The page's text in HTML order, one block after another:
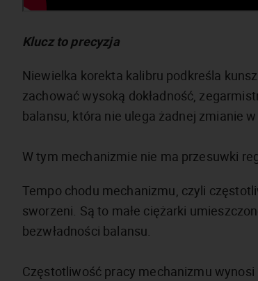
Klucz to precyzja
Niewielka korekta kalibru podkreśla
zachować wysoką dokładność,
balansu, która nie ulega żadnej zmianie w
W tym mechanizmie nie ma przesuwki
Tempo chodu mechanizmu, czyli
sworzeni. Są to małe ciężarki
bezwładności balansu.
Częstotliwość pracy mechanizmu